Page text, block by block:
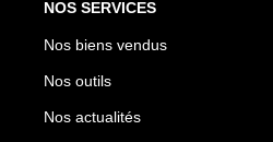
NOS SERVICES
Nos biens vendus
Nos outils
Nos actualités